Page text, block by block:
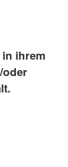
ihrem